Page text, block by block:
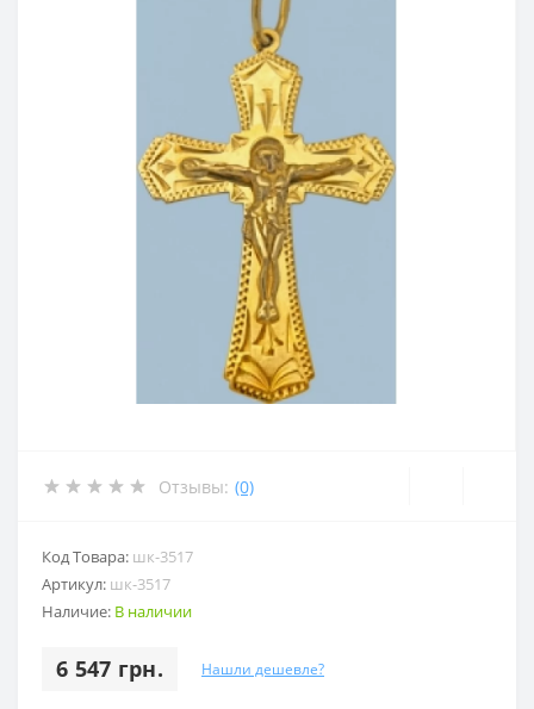
Отзывы: (0)
Код Товара: шк-3517
Артикул: шк-3517
Наличие: В наличии
6 547 грн. Нашли дешевле?